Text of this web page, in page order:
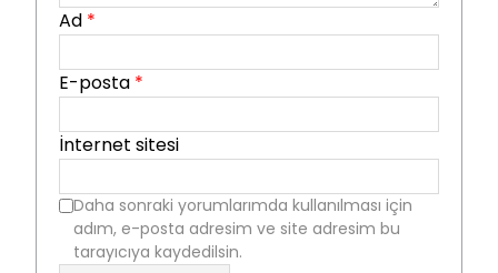
Ad *
E-posta *
İnternet sitesi
Daha sonraki yorumlarımda kullanılması için
adım, e-posta adresim ve site adresim bu
tarayıcıya kaydedilsin.